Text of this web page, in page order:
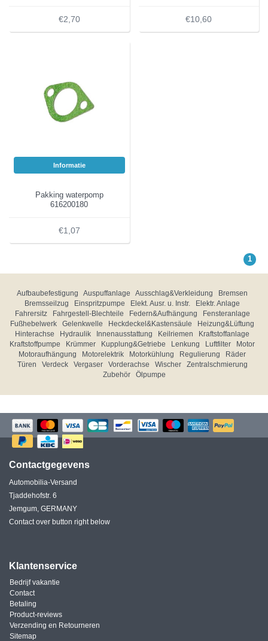
€2,70 €10,60
Informatie
Pakking waterpomp
616200180
€1,07
1
Aufbaubefestigung Auspuffanlage Ausschlag&Verkleidung
Bremsen
Bremsseilzug
Einspritzpumpe Elekt. Ausr. u. Instr.
Elektr. Anlage
Fahrersitz
Fahrgestell-Blechteile Federn&Aufhängung
Fensteranlage
Fußhebelwerk
Gelenkwelle Heckdeckel&Kastensäule
Heizung&Lüftung
Hinterachse
Hydraulik Innenausstattung Keilriemen
Kraftstoffanlage
Kraftstoffpumpe
Krümmer Kupplung&Getriebe Lenkung Luftfilter
Motor
Motoraufhängung
Motorelektrik Motorkühlung Regulierung
Räder
Türen
Verdeck Vergaser Vorderachse Wischer
Zentralschmierung
Zubehör
Ölpumpe
Contactgegevens
Automobilia-Versand
Tjaddehofstr. 6
Jemgum, GERMANY
Contact over button right below
Klantenservice
Bedrijf vakantie
Contact
Betaling
Product-reviews
Verzending en Retourneren
Sitemap